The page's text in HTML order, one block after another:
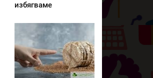
избягваме